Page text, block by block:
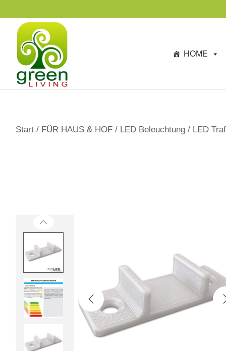
p
HOME
Start / FÜR HAUS & HOF / LED Beleuchtung / LED